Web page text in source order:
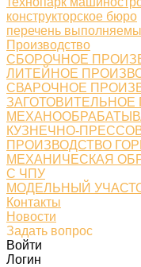
конструкторское бюро
перечень
Производство
СБОРОЧНОЕ
ЛИТЕЙНОЕ
СВАРОЧНОЕ
ЗАГОТОВИТЕЛЬНОЕ
КУЗНЕЧНО-
ПРОИЗВОДСТВО
МЕХАНИЧЕСКАЯ
С ЧПУ
МОДЕЛЬНЫЙ
Контакты
Новости
Задать вопрос
Войти
Логин